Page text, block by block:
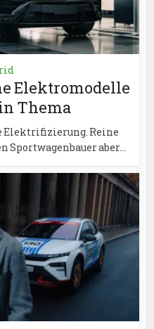
Elektromodelle
Thema
Elektrifizierung. Reine
aber...